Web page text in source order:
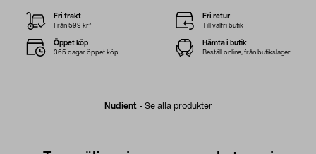
Nudient - Se alla produkter
Fri frakt
Från 599 kr*
Fri retur
Till valfri butik
Öppet köp
365 dagar öppet köp
Hämta i butik
Beställ online, från butikslager